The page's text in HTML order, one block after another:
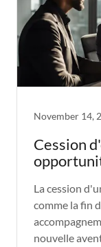
November 14,
Cession
La cession
comme la fin
nouvelle